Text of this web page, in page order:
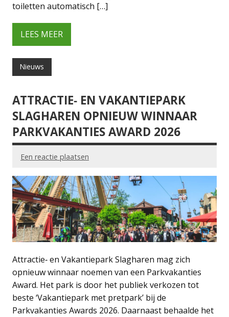
toiletten automatisch […]
LEES MEER
Nieuws
ATTRACTIE‑ EN VAKANTIEPARK
SLAGHAREN OPNIEUW WINNAAR
PARKVAKANTIES AWARD 2026
Een reactie plaatsen
Attractie‑ en Vakantiepark Slagharen mag zich
opnieuw winnaar noemen van een Parkvakanties
Award. Het park is door het publiek verkozen tot
beste ‘Vakantiepark met pretpark’ bij de
Parkvakanties Awards 2026. Daarnaast behaalde het